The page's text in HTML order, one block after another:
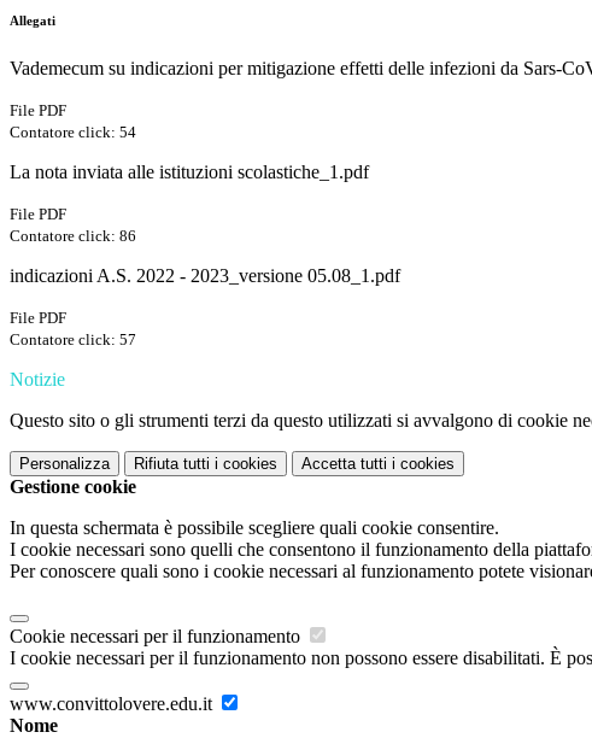
Allegati
Vademecum su indicazioni per mitigazione effetti delle infezioni da Sars-
File PDF
Contatore click: 54
La nota inviata alle istituzioni scolastiche_1.pdf
File PDF
Contatore click: 86
indicazioni A.S. 2022 - 2023_versione 05.08_1.pdf
File PDF
Contatore click: 57
Notizie
Questo sito o gli strumenti terzi da questo utilizzati si avvalgono di cookie
Personalizza Rifiuta tutti i cookies Accetta tutti i cookies
Gestione cookie
In questa schermata è possibile scegliere quali cookie consentire.
I cookie necessari sono quelli che consentono il funzionamento della
Per conoscere quali sono i cookie necessari al funzionamento potete
Cookie necessari per il funzionamento
I cookie necessari per il funzionamento non possono essere disabilitati. È
www.convittolovere.edu.it
Nome